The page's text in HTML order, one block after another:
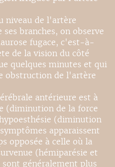
niveau de l'artère
branches, on observe
fugace, c'est-à-
de la vision du côté
quelques minutes et qui
obstruction de l'artère
antérieure est à
(diminution de la force
(diminution
apparaissent
opposée à celle où la
(hémiparésie et
généralement plus